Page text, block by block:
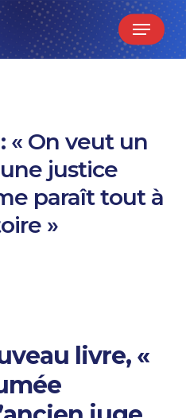
Menu
« On veut un
justice
paraît tout à
»
livre, «